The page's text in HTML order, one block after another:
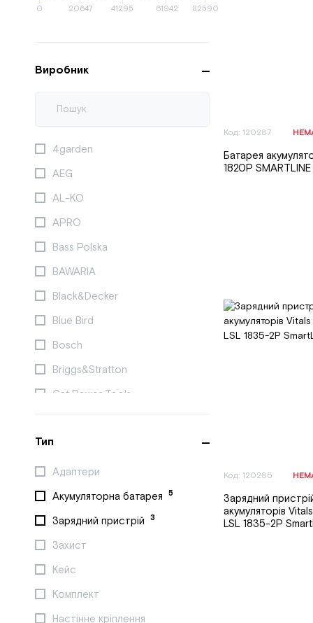
0 20647 41295 61942 82590
Виробник
4garden
AEG
AL-KO
APRO
Bass Polska
BAWARIA
Black&Decker
Blue Bird
Bosch
Briggs&Stratton
Cat Power Tools
DAEWOO
DeWALT
Dnipro-M
DREMEL
EGO
Einhell
EMTOP
Fiskars
Тип
Адаптери
Акумуляторна батарея 5
Зарядний пристрій 3
Захист
Кейс
Комплект
Настінне кріплення
Код: 120287
Батарея
1820P SMARTLINE
Код: 120285
Зарядний
акумуляторів
LSL 1835-2P